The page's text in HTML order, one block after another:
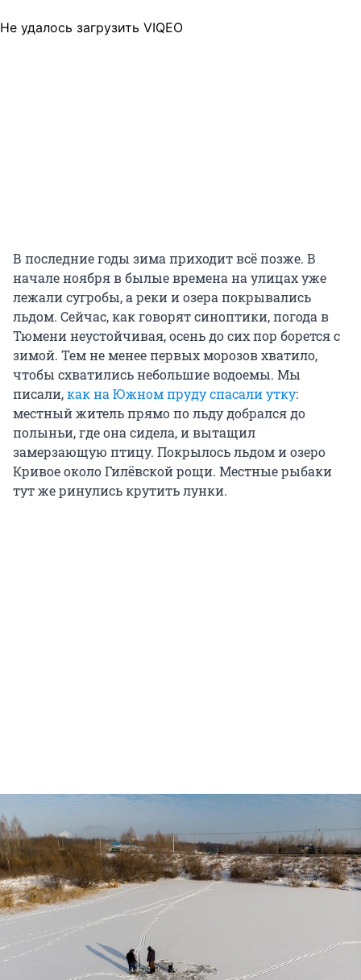
Не удалось загрузить VIQEO
В последние годы зима приходит всё позже. В
начале ноября в былые времена на улицах уже
лежали сугробы, а реки и озера покрывались
льдом. Сейчас, как говорят синоптики, погода в
Тюмени неустойчивая, осень до сих пор борется с
зимой. Тем не менее первых морозов хватило,
чтобы схватились небольшие водоемы. Мы
писали,как на Южном пруду спасали утку:
местный житель прямо по льду добрался до
полыньи, где она сидела, и вытащил
замерзающую птицу. Покрылось льдом и озеро
Кривое около Гилёвской рощи. Местные рыбаки
тут же ринулись крутить лунки.